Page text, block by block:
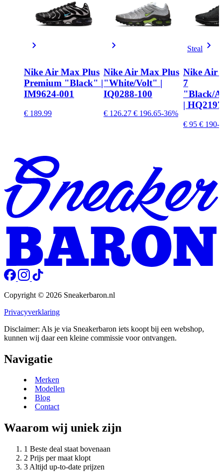
Nike Air Max Plus
Premium "Black" |
IM9624-001
€ 189.99
Nike Air Max Plus
"White/Volt" |
IQ0288-100
€ 126.27 € 196.65-36%
Steal
Nike Air
7
"Black/
|
€ 95 € 190-
Copyright © 2026 Sneakerbaron.nl
Privacyverklaring
Disclaimer: Als je via Sneakerbaron iets koopt bij een webshop,
kunnen wij daar een kleine commissie voor ontvangen.
Navigatie
Merken
Modellen
Blog
Contact
Waarom wij uniek zijn
Beste deal staat bovenaan
Prijs per maat klopt
Altijd up-to-date prijzen